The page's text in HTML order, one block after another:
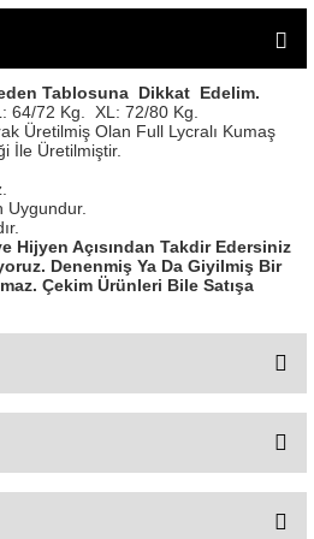
TULUM
Tablosuna Dikkat Edelim.
64/72 Kg.
XL: 72/80 Kg.
Üretilmiş Olan Full Lycralı Kumaş
İle Üretilmiştir.
Uygundur.
Hijyen Açısından Takdir Edersiniz
Denenmiş Ya Da Giyilmiş Bir
Çekim Ürünleri Bile Satışa